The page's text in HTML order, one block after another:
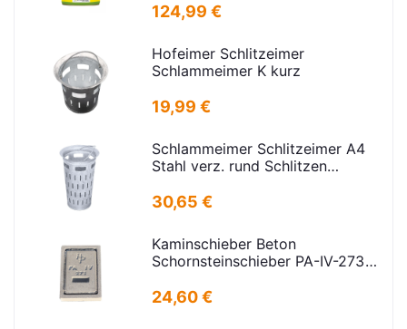
124,99 €
Hofeimer Schlitzeimer
Schlammeimer K kurz
19,99 €
Schlammeimer Schlitzeimer A4
Stahl verz. rund Schlitzen
30,65 €
Kaminschieber Beton
Schornsteinschieber PA-IV-273
16,5x24,5cm
24,60 €